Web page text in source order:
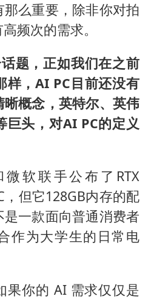
么重要，除非你对拍
频次的需求。
题，正如我们在之前
样，AI PC目前还没有
概念，英特尔、英伟
巨头，对AI PC的定义
软联手公布了RTX
，但它128GB内存的配
一款面向普通消费者
作为大学生的日常电
果你的 AI 需求仅仅是